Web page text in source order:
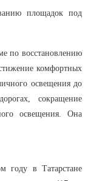
площадок под
по восстановлению
комфортных
освещения до
сокращение
освещения. Она
году в Татарстане